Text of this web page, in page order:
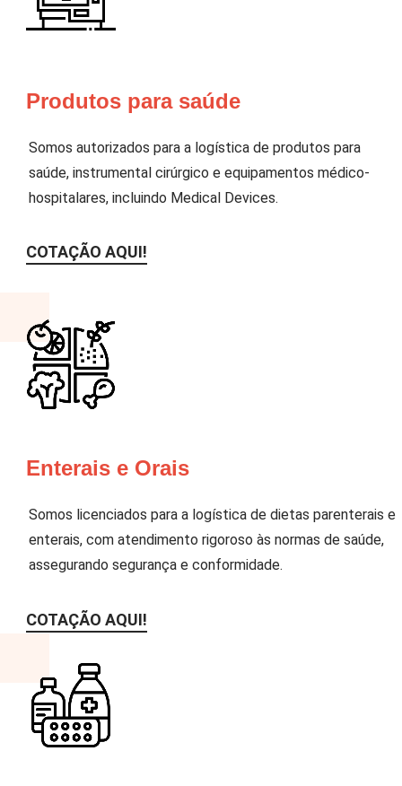
Produtos para saúde
Somos autorizados para a logística de produtos para
saúde, instrumental cirúrgico e equipamentos médico-
hospitalares, incluindo Medical Devices.
COTAÇÃO AQUI!
Enterais e Orais
Somos licenciados para a logística de dietas parenterais e
enterais, com atendimento rigoroso às normas de saúde,
assegurando segurança e conformidade.
COTAÇÃO AQUI!